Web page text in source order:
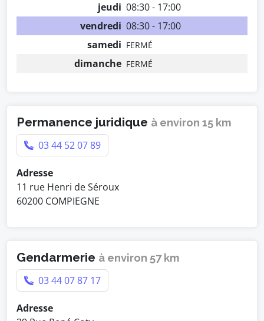
jeudi 08:30 - 17:00
vendredi 08:30 - 17:00
samedi FERMÉ
dimanche FERMÉ
Permanence juridique à environ 15 km
03 44 52 07 89
Adresse
11 rue Henri de Séroux
60200 COMPIEGNE
Gendarmerie à environ 57 km
03 44 07 87 17
Adresse